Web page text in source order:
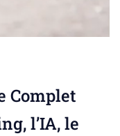
Complet
l’IA, le